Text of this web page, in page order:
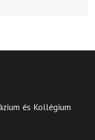
és Kollégium